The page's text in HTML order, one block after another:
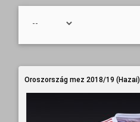
Oroszország mez 2018/19 (Hazai)